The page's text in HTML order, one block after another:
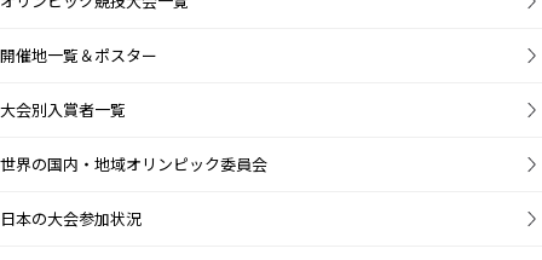
開催地一覧＆ポスター
大会別入賞者一覧
世界の国内・地域オリンピック委員会
日本の大会参加状況